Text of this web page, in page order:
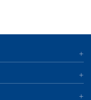
+
+
+